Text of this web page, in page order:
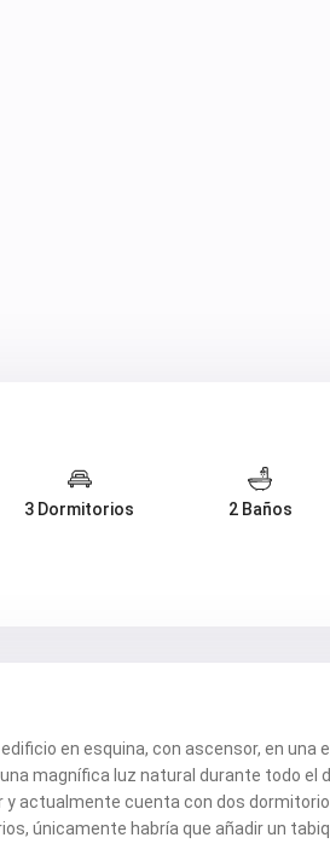
3 Dormitorios 2 Baños
en esquina, con ascensor, en una
magnífica luz natural durante todo el
y actualmente cuenta con dos
únicamente habría que añadir un